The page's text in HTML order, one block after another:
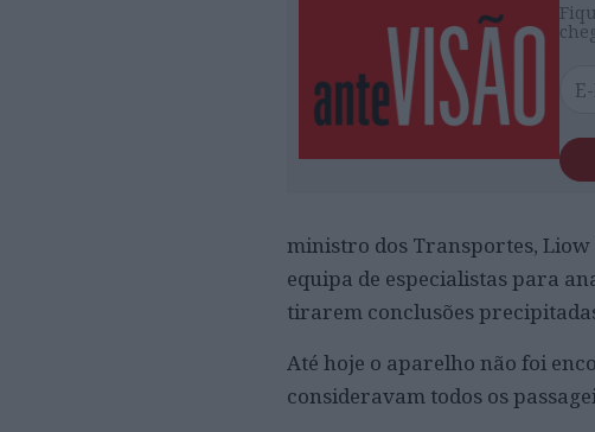
ministro dos Transportes,
equipa de especialistas para
tirarem conclusões
Até hoje o aparelho não foi
consideravam todos os